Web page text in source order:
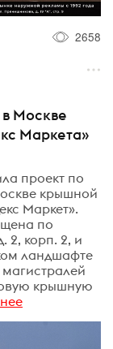
2658
Москве
Маркета»
проект по
крышной
Маркет».
по
2, корп. 2, и
ландшафте
крышную